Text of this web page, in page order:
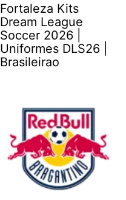
Fortaleza Kits
Dream League
Soccer 2026 |
Uniformes DLS26 |
Brasileirao